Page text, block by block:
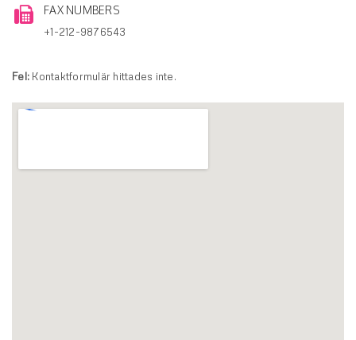
FAX NUMBERS
+1-212-9876543
Fel: Kontaktformulär hittades inte.